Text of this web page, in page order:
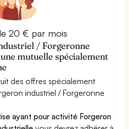
20 € par mois
/ Forgeronne
mutuelle spécialement
des offres spécialement
industriel / Forgeronne
ayant pour activité Forgeron